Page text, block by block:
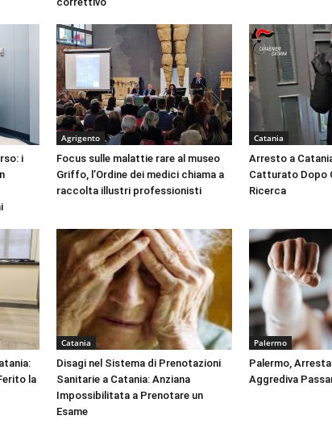
i
Agrigento
Focus sulle malattie rare al museo
Griffo, l’Ordine dei medici chiama a
raccolta illustri professionisti
Catania
Arresto a
Catturato Dopo
Ricerca
la
Catania
Disagi nel Sistema di Prenotazioni
Sanitarie a Catania: Anziana
Impossibilitata a Prenotare un
Esame
Palermo
Palermo,
Aggrediva